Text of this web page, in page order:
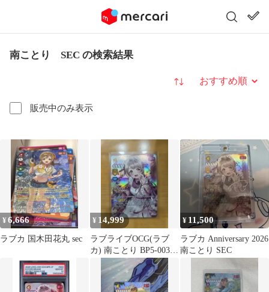
南ことり SEC の検索結果
販売中のみ表示
並び替え
¥6,666
ラブカ 国木田花丸 sec
¥ 14,999
ラブライブOCG(ラブ
カ) 南ことり BP5-003-
¥ 11,500
ラブカ Anniversary 2026
南ことり SEC